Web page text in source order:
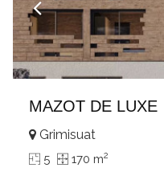
MAZOT DE LUXE
Grimisuat
5 170 m2